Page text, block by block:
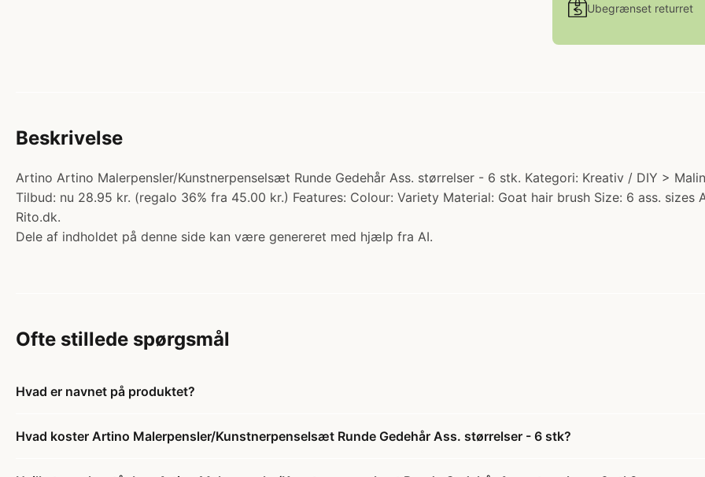
Ubegrænset returret
Beskrivelse
Artino Artino Malerpensler/Kunstnerpenselsæt Runde Gedehår Ass. størrelser - 6 stk. Kategori: Kreativ / DIY >
Tilbud: nu 28.95 kr. (regalo 36% fra 45.00 kr.) Features: Colour: Variety Material: Goat hair brush Size: 6 ass.
Rito.dk.
Dele af indholdet på denne side kan være genereret med hjælp fra AI.
Ofte stillede spørgsmål
Hvad er navnet på produktet?
Hvad koster Artino Malerpensler/Kunstnerpenselsæt Runde Gedehår Ass. størrelser - 6 stk?